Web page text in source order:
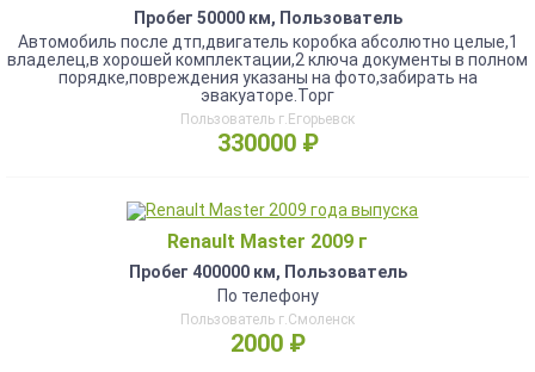
Пробег 50000 км, Пользователь
Автомобиль после дтп,двигатель коробка абсолютно целые,1
владелец,в хорошей комплектации,2 ключа документы в полном
порядке,повреждения указаны на фото,забирать на
эвакуаторе.Торг
Пользователь г.Егорьевск
330000 ₽
Renault Master 2009 г
Пробег 400000 км, Пользователь
По телефону
Пользователь г.Смоленск
2000 ₽